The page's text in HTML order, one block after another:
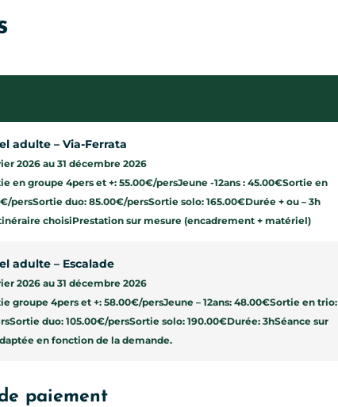
adulte – Via-Ferrata
2026 au 31 décembre 2026
en groupe 4pers et +: 55.00€/persJeune -12ans : 45.00€Sortie en
persSortie duo: 85.00€/persSortie solo: 165.00€Durée + ou – 3h
choisiPrestation sur mesure (encadrement + matériel)
adulte – Escalade
2026 au 31 décembre 2026
groupe 4pers et +: 58.00€/persJeune – 12ans: 48.00€Sortie en trio:
duo: 105.00€/persSortie solo: 190.00€Durée: 3hSéance sur
en fonction de la demande.
paiement